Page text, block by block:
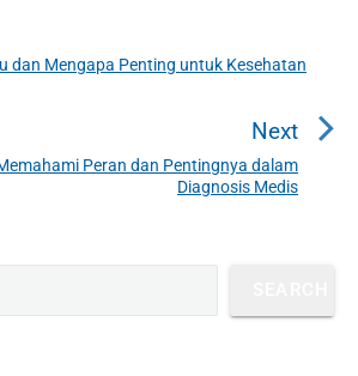
dan Mengapa Penting untuk Kesehatan
Next
N
e
o
Peran dan Pentingnya dalam
Diagnosis Medis